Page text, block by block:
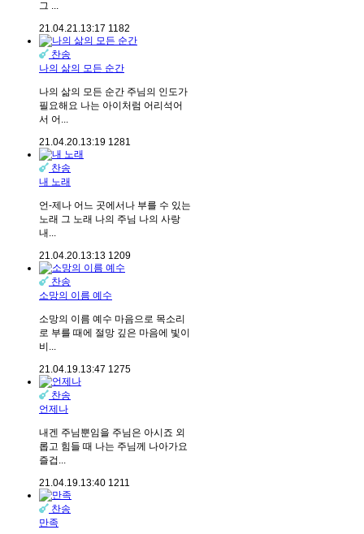
그 ...
21.04.21.13:17 1182
찬송
나의 삶의 모든 순간
나의 삶의 모든 순간 주님의 인도가
필요해요 나는 아이처럼 어리석어
서 어...
21.04.20.13:19 1281
찬송
내 노래
언-제나 어느 곳에서나 부를 수 있는
노래 그 노래 나의 주님 나의 사랑
내...
21.04.20.13:13 1209
찬송
소망의 이름 예수
소망의 이름 예수 마음으로 목소리
로 부를 때에 절망 깊은 마음에 빛이
비...
21.04.19.13:47 1275
찬송
언제나
내겐 주님뿐임을 주님은 아시죠 외
롭고 힘들 때 나는 주님께 나아가요
즐겁...
21.04.19.13:40 1211
찬송
만족